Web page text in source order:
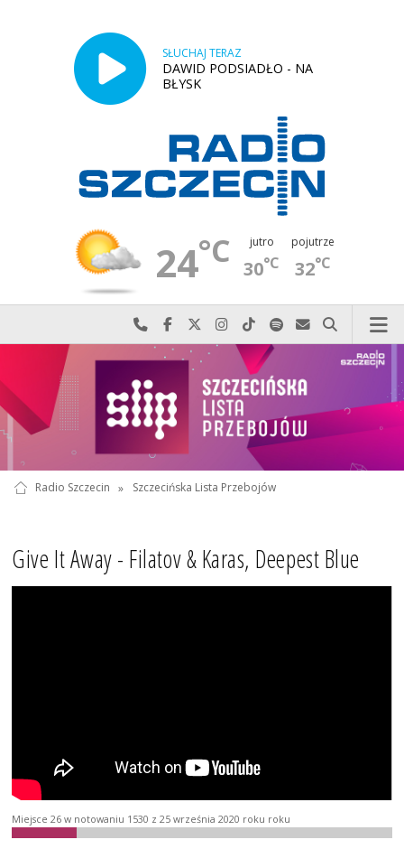
SŁUCHAJ TERAZ
DAWID PODSIADŁO - NA
BŁYSK
24°C jutro
30°C
pojutrze
32°C
Najlepiej po prostu do nas zadzwoń
Odwiedź nas na Facebook-u
Odwiedź nas na X
Odwiedź nas na Instagram-ie
Odwiedź nas na TikTok-u
Szukaj nas na Spotify
Wyślij do nas
Szukaj
Radio Szczecin » Szczecińska Lista Przebojów
Give It Away - Filatov & Karas, Deepest Blue
Miejsce 26 w notowaniu 1530 z 25 września 2020 roku roku